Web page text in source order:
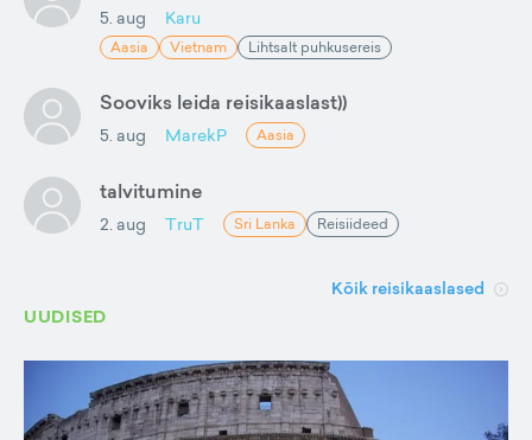
5. aug Karu
Aasia Vietnam Lihtsalt puhkusereis
Sooviks leida reisikaaslast))
5. aug MarekP Aasia
talvitumine
2. aug TruT Sri Lanka Reisiideed
Kõik reisikaaslased
UUDISED